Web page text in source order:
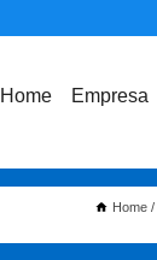
Home Empresa
Home